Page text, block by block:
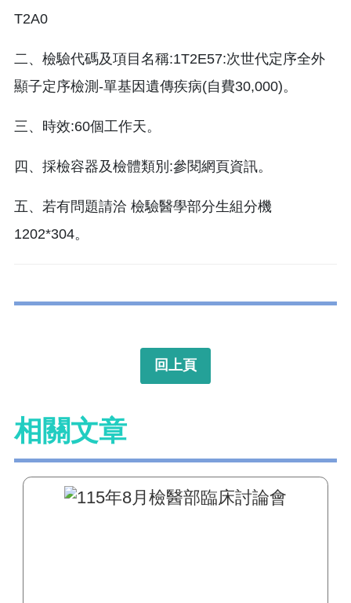
T2A0
二、檢驗代碼及項目名稱:1T2E57:次世代定序全外
顯子定序檢測-單基因遺傳疾病(自費30,000)。
三、時效:60個工作天。
四、採檢容器及檢體類別:參閱網頁資訊。
五、若有問題請洽 檢驗醫學部分生組分機
1202*304。
回上頁
相關文章